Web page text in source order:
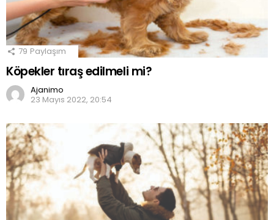
79 Paylaşım
Köpekler tıraş edilmeli mi?
Ajanimo
23 Mayıs 2022, 20:54